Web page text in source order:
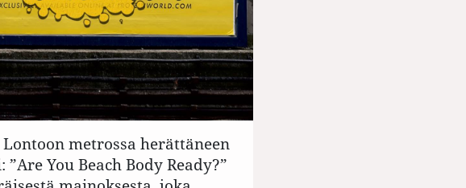
metrossa herättäneen
You Beach Body Ready?”